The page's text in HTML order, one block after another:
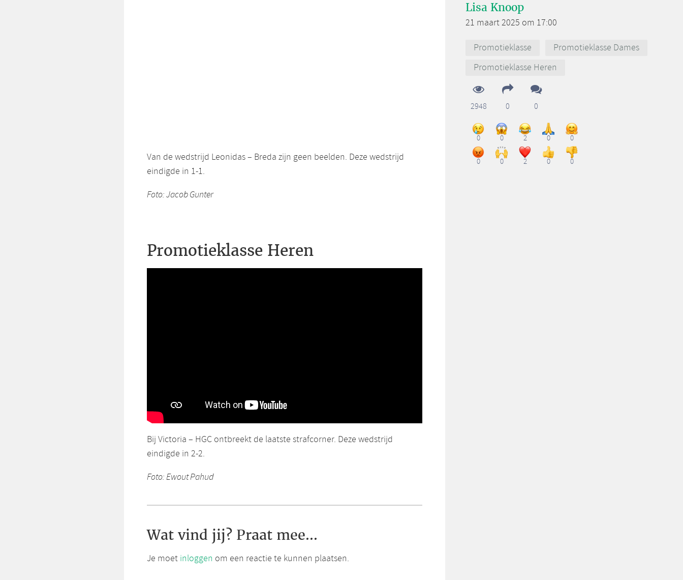
Van de wedstrijd Leonidas – Breda zijn geen beelden. Deze wedstrijd
eindigde in 1-1.
Foto: Jacob Gunter
Promotieklasse Heren
Bij Victoria – HGC ontbreekt de laatste strafcorner. Deze wedstrijd
eindigde in 2-2.
Foto: Ewout Pahud
Wat vind jij? Praat mee...
Je moet inloggen om een reactie te kunnen plaatsen.
Lisa Knoop
21 maart 2025 om 17:00
Promotieklasse
Promotieklasse Dames
Promotieklasse Heren
2948 0 0
0 0 2 0 0
0 0 2 0 0